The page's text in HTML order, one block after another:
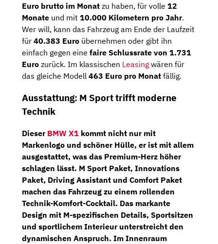
Euro brutto im Monat zu haben, für volle 12
Monate und mit 10.000 Kilometern pro Jahr.
Wer will, kann das Fahrzeug am Ende der Laufzeit
für 40.383 Euro übernehmen oder gibt ihn
einfach gegen eine faire Schlussrate von 1.731
Euro zurück. Im klassischen Leasing wären für
das gleiche Modell 463 Euro pro Monat fällig.
Ausstattung: M Sport trifft moderne
Technik
Dieser BMW X1 kommt nicht nur mit
Markenlogo und schöner Hülle, er ist mit allem
ausgestattet, was das Premium-Herz höher
schlagen lässt. M Sport Paket, Innovations
Paket, Driving Assistant und Comfort Paket
machen das Fahrzeug zu einem rollenden
Technik-Komfort-Cocktail. Das markante
Design mit M-spezifischen Details, Sportsitzen
und sportlichem Interieur unterstreicht den
dynamischen Anspruch. Im Innenraum